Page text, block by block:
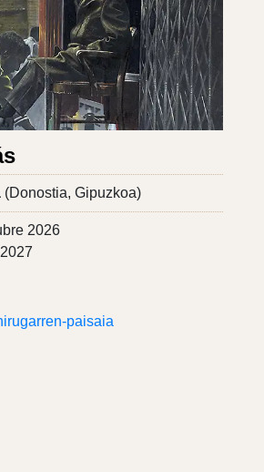
(Donostia, Gipuzkoa)
2026